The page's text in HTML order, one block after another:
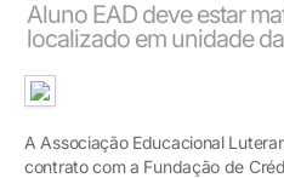
Aluno EAD deve estar
localizado em unidade
A Associação Educacional
contrato com a Fundação de